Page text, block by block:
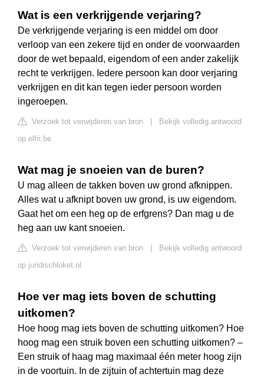
Wat is een verkrijgende verjaring?
De verkrijgende verjaring is een middel om door
verloop van een zekere tijd en onder de voorwaarden
door de wet bepaald, eigendom of een ander zakelijk
recht te verkrijgen. Iedere persoon kan door verjaring
verkrijgen en dit kan tegen ieder persoon worden
ingeroepen.
Verzoek tot verwijderen van bron
Bekijk volledig antwoord
op elfri.be
Wat mag je snoeien van de buren?
U mag alleen de takken boven uw grond afknippen.
Alles wat u afknipt boven uw grond, is uw eigendom.
Gaat het om een heg op de erfgrens? Dan mag u de
heg aan uw kant snoeien.
Verzoek tot verwijderen van bron
Bekijk volledig antwoord
op juridischloket.nl
Hoe ver mag iets boven de schutting
uitkomen?
Hoe hoog mag iets boven de schutting uitkomen? Hoe
hoog mag een struik boven een schutting uitkomen? –
Een struik of haag mag maximaal één meter hoog zijn
in de voortuin. In de zijtuin of achtertuin mag deze